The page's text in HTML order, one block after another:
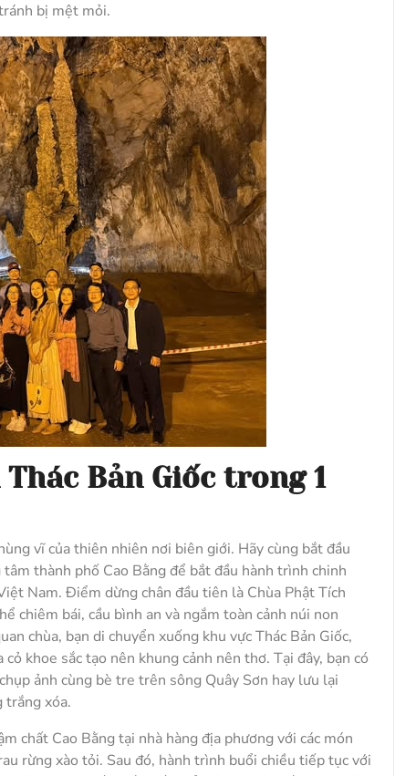
bị mệt mỏi.
Bản Giốc trong 1
vĩ của thiên nhiên nơi biên giới. Hãy cùng bắt đầu
thành phố Cao Bằng để bắt đầu hành trình chinh
Nam. Điểm dừng chân đầu tiên là Chùa Phật Tích
chiêm bái, cầu bình an và ngắm toàn cảnh núi non
chùa, bạn di chuyển xuống khu vực Thác Bản Giốc,
khoe sắc tạo nên khung cảnh nên thơ. Tại đây, bạn có
ảnh cùng bè tre trên sông Quây Sơn hay lưu lại
trắng xóa.
chất Cao Bằng tại nhà hàng địa phương với các món
rừng xào tỏi. Sau đó, hành trình buổi chiều tiếp tục với